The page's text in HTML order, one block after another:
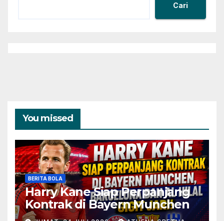
Cari
You missed
BERITA BOLA
Harry Kane Siap Perpanjang
Kontrak di Bayern Munchen